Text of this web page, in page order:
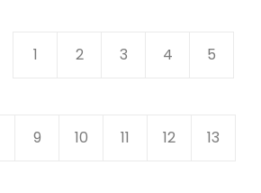
1 2 3 4 5
9 10 11 12 13